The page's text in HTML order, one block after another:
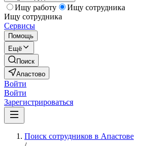
Ищу работу
Ищу сотрудника
Ищу сотрудника
Сервисы
Помощь
Ещё
Поиск
Апастово
Войти
Войти
Зарегистрироваться
Поиск сотрудников в Апастове